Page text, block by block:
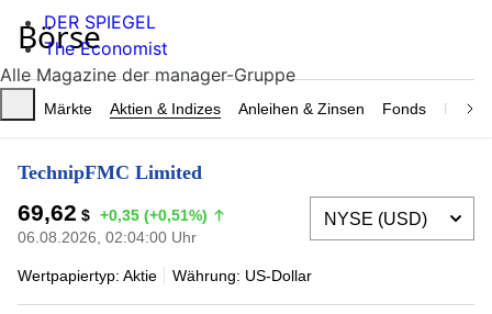
Märkte Aktien & Indizes Anleihen & Zinsen Fonds
TechnipFMC Limited
69,62 $ +0,35 (+0,51%)
06.08.2026, 02:04:00 Uhr
Wertpapiertyp: Aktie Währung: US-Dollar
DER SPIEGEL
The Economist
Alle Magazine der manager-Gruppe